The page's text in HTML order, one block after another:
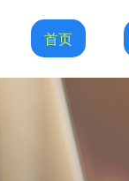
首页